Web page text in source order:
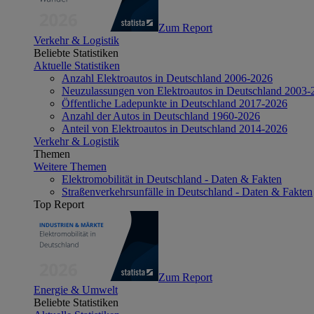
Zum Report
Verkehr & Logistik
Beliebte Statistiken
Aktuelle Statistiken
Anzahl Elektroautos in Deutschland 2006-2026
Neuzulassungen von Elektroautos in Deutschland 2003-
Öffentliche Ladepunkte in Deutschland 2017-2026
Anzahl der Autos in Deutschland 1960-2026
Anteil von Elektroautos in Deutschland 2014-2026
Verkehr & Logistik
Themen
Weitere Themen
Elektromobilität in Deutschland - Daten & Fakten
Straßenverkehrsunfälle in Deutschland - Daten & Fakten
Top Report
Zum Report
Energie & Umwelt
Beliebte Statistiken